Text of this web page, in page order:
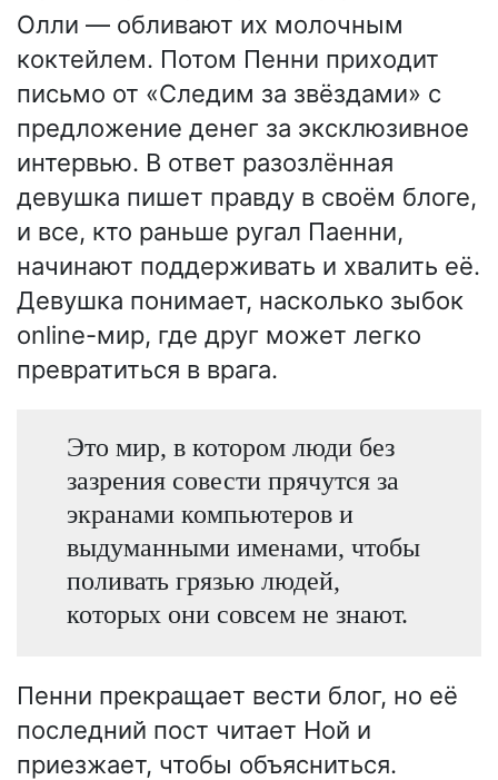
Олли — обливают их молочным
коктейлем. Потом Пенни приходит
письмо от «Следим за звёздами» с
предложение денег за эксклюзивное
интервью. В ответ разозлённая
девушка пишет правду в своём блоге,
и все, кто раньше ругал Паенни,
начинают поддерживать и хвалить её.
Девушка понимает, насколько зыбок
online-мир, где друг может легко
превратиться в врага.
Это мир, в котором люди без
зазрения совести прячутся за
экранами компьютеров и
выдуманными именами, чтобы
поливать грязью людей,
которых они совсем не знают.
Пенни прекращает вести блог, но её
последний пост читает Ной и
приезжает, чтобы объясниться.